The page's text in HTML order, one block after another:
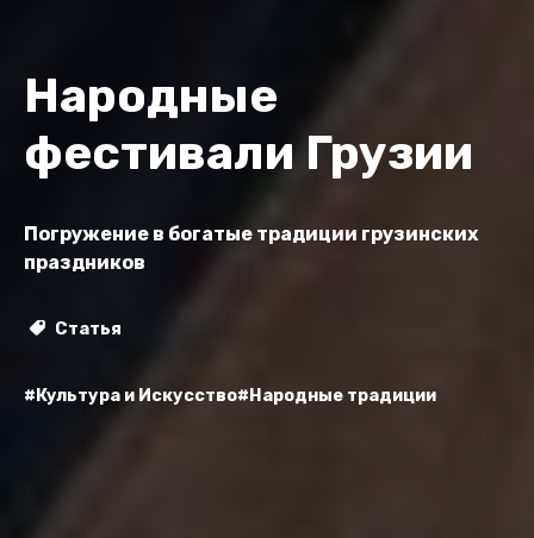
Народные
фестивали Грузии
Погружение в богатые традиции грузинских
праздников
Статья
#Культура и Искусство#Народные традиции